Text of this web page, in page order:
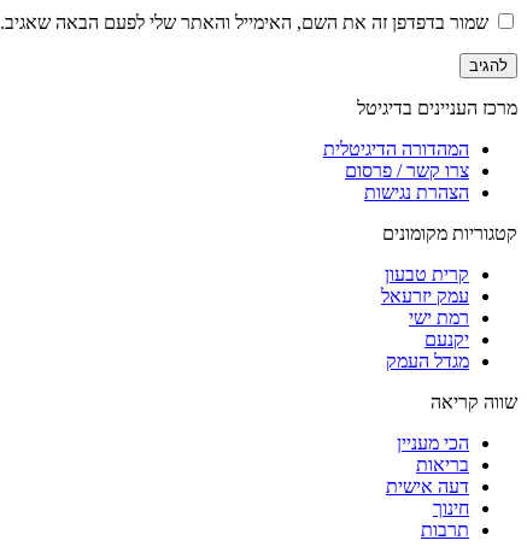
שמור בדפדפן זה את השם, האימייל והאתר שלי לפעם הבאה שאגיב.
מרכז העניינים בדיגיטל
המהדורה הדיגיטלית
צרו קשר / פרסום
הצהרת נגישות
קטגוריות מקומונים
קרית טבעון
עמק יזרעאל
רמת ישי
יקנעם
מגדל העמק
שווה קריאה
הכי מעניין
בריאות
דעה אישית
חינוך
תרבות